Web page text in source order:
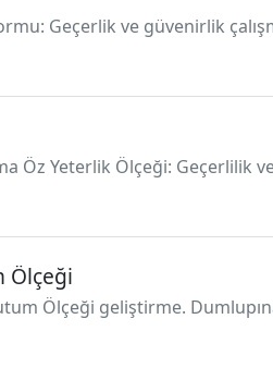
Geçerlik ve güvenirlik
Öz Yeterlik Ölçeği: Geçerlilik
Ölçeği
Ölçeği geliştirme.